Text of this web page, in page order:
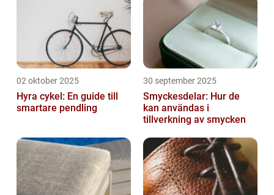
02 oktober 2025
Hyra cykel: En guide till
smartare pendling
30 september 2025
Smyckesdelar: Hur de
kan användas i
tillverkning av smycken